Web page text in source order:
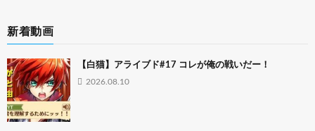
新着動画
【白猫】アライブド#17 コレが俺の戦いだー！
2026.08.10